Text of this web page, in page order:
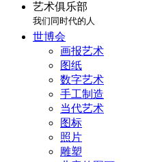
艺术俱乐部
我们同时代的人
世博会
画报艺术
图纸
数字艺术
手工制造
当代艺术
图标
照片
雕塑